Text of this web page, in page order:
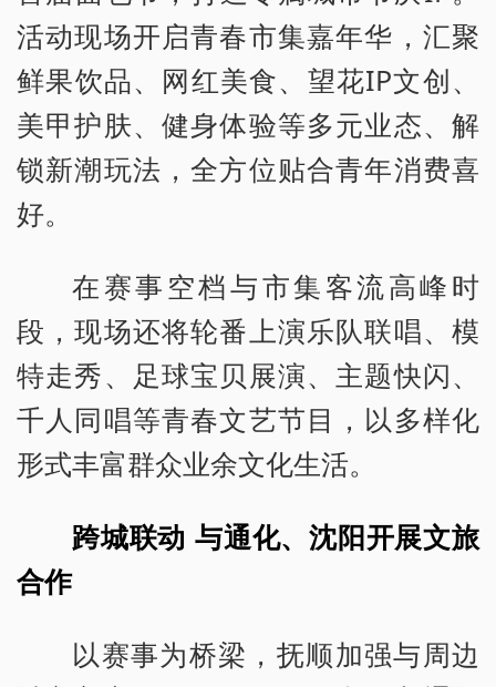
活动现场开启青春市集嘉年华，汇聚
鲜果饮品、网红美食、望花IP文创、
美甲护肤、健身体验等多元业态、解
锁新潮玩法，全方位贴合青年消费喜
好。
在赛事空档与市集客流高峰时
段，现场还将轮番上演乐队联唱、模
特走秀、足球宝贝展演、主题快闪、
千人同唱等青春文艺节目，以多样化
形式丰富群众业余文化生活。
跨城联动 与通化、沈阳开展文旅
合作
以赛事为桥梁，抚顺加强与周边